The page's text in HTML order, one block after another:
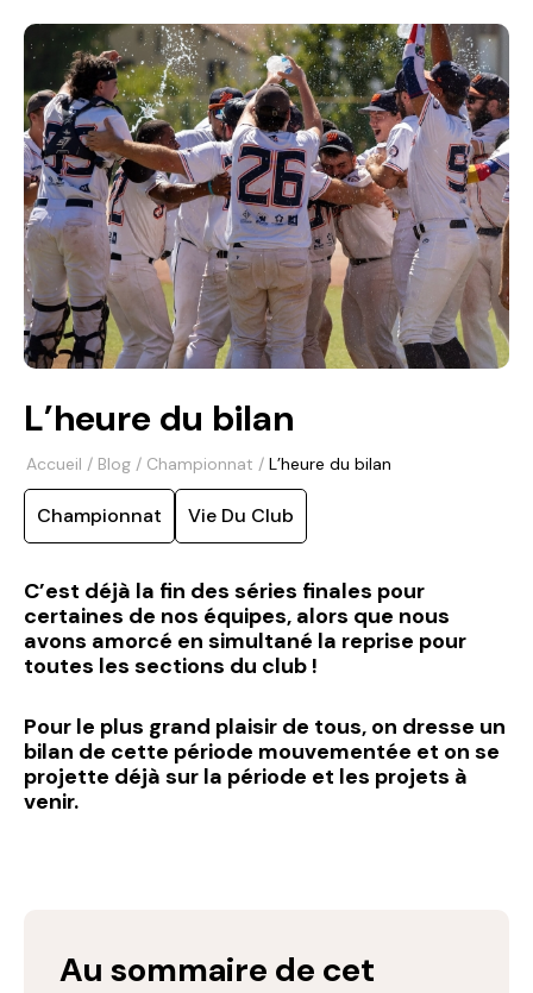
L’heure du bilan
Accueil / Blog / Championnat / L’heure du bilan
Championnat Vie Du Club
C’est déjà la fin des séries finales pour
certaines de nos équipes, alors que nous
avons amorcé en simultané la reprise pour
toutes les sections du club !
Pour le plus grand plaisir de tous, on dresse un
bilan de cette période mouvementée et on se
projette déjà sur la période et les projets à
venir.
Au sommaire de cet